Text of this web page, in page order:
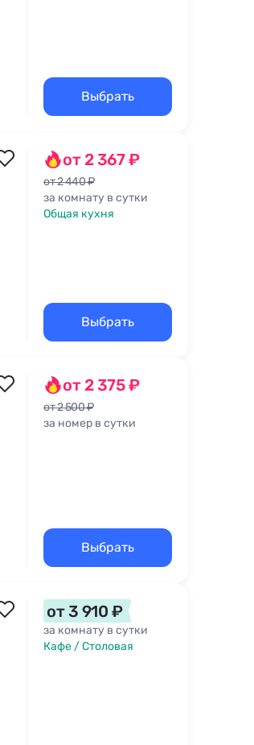
Выбрать
от 2 367 ₽
от 2 440 ₽
за комнату в сутки
Общая кухня
Выбрать
от 2 375 ₽
от 2 500 ₽
за номер в сутки
Выбрать
от 3 910 ₽
за комнату в сутки
Кафе / Столовая